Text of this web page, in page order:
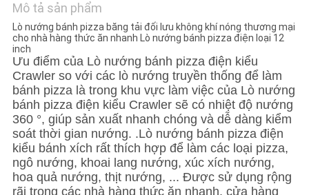
VR
SƠ
ĐỒ
TRANG
WEB
PRIVACY
Mô tả sản phẩm
Lò nướng bánh pizza băng tải đối lưu không khí nóng thương mại
cho nhà hàng thức ăn nhanh Lò nướng bánh pizza điện loại 12
inch
Ưu điểm của Lò nướng bánh pizza điện kiểu
Crawler so với các lò nướng truyền thống để làm
bánh pizza là trong khu vực làm việc của Lò nướng
bánh pizza điện kiểu Crawler sẽ có nhiệt độ nướng
360 °, giúp sản xuất nhanh chóng và dễ dàng kiểm
soát thời gian nướng. .Lò nướng bánh pizza điện
kiểu bánh xích rất thích hợp để làm các loại pizza,
ngô nướng, khoai lang nướng, xúc xích nướng,
hoa quả nướng, thịt nướng, ... Được sử dụng rộng
rãi trong các nhà hàng thức ăn nhanh, cửa hàng